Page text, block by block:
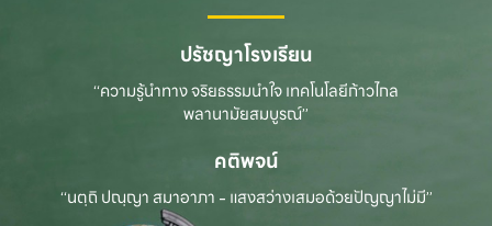
ปรัชญาโรงเรียน
“ความรู้นำทาง จริยธรรมนำใจ เทคโนโลยีก้าวไกล
พลานามัยสมบูรณ์”
คติพจน์
“นตฺถิ ปณฺญา สมาอาภา - แสงสว่างเสมอด้วยปัญญาไม่มี”